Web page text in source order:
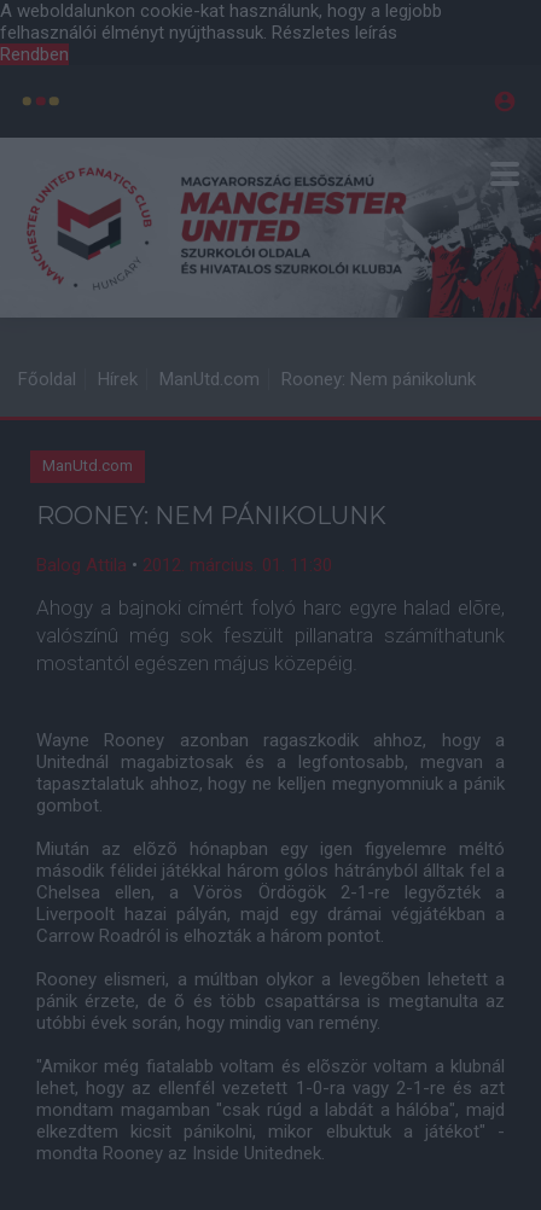
A weboldalunkon cookie-kat használunk, hogy a legjobb
felhasználói élményt nyújthassuk. Részletes leírás
Rendben
Főoldal Hírek ManUtd.com Rooney: Nem pánikolunk
ManUtd.com
ROONEY: NEM PÁNIKOLUNK
Balog Attila • 2012. március. 01. 11:30
Ahogy a bajnoki címért folyó harc egyre halad elõre,
valószínû még sok feszült pillanatra számíthatunk
mostantól egészen május közepéig.
Wayne Rooney azonban ragaszkodik ahhoz, hogy a
Unitednál magabiztosak és a legfontosabb, megvan a
tapasztalatuk ahhoz, hogy ne kelljen megnyomniuk a pánik
gombot.
Miután az elõzõ hónapban egy igen figyelemre méltó
második félidei játékkal három gólos hátrányból álltak fel a
Chelsea ellen, a Vörös Ördögök 2-1-re legyõzték a
Liverpoolt hazai pályán, majd egy drámai végjátékban a
Carrow Roadról is elhozták a három pontot.
Rooney elismeri, a múltban olykor a levegõben lehetett a
pánik érzete, de õ és több csapattársa is megtanulta az
utóbbi évek során, hogy mindig van remény.
"Amikor még fiatalabb voltam és elõször voltam a klubnál
lehet, hogy az ellenfél vezetett 1-0-ra vagy 2-1-re és azt
mondtam magamban "csak rúgd a labdát a hálóba", majd
elkezdtem kicsit pánikolni, mikor elbuktuk a játékot" -
mondta Rooney az Inside Unitednek.